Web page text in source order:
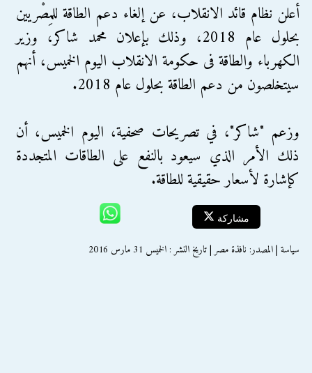
أعلن نظام قائد الانقلاب، عن إلغاء دعم الطاقة للمِصْريين
بحلول عام 2018، وذلك بإعلان محمد شاكر، وزير
الكهرباء والطاقة فى حكومة الانقلاب اليوم الخميس، أنهم
سيتخلصون من دعم الطاقة بحلول عام 2018.
وزعم "شاكر"، في تصريحات صحفية، اليوم الخميس، أن
ذلك الأمر الذي سيعود بالنفع على الطاقات المتجددة
كإشارة لأسعار حقيقية للطاقة.
مشاركة
سياسة | المصدر: نافذة مصر | تاريخ النشر : الخميس 31 مارس 2016